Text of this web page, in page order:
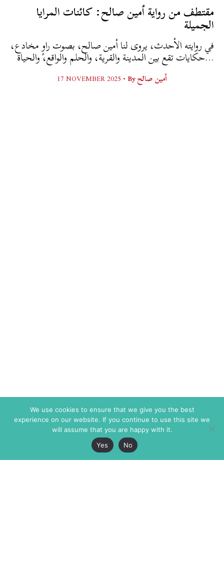
مقتطف من رواية أمين صالح: كائنات المرايا
الجميلة
في روايته الأحدث، يروى لنا أمين صالح، بصوت راوٍ مخادع،
حكايات تقع بين المدينة والقرية، والحلم والواقع، والحياة...
17 NOVEMBER 2025 •Byأمين صالح
We use cookies to ensure that we give you the best
experience on our website. If you continue to use this site we
will assume that you are happy with it.
Yes
No